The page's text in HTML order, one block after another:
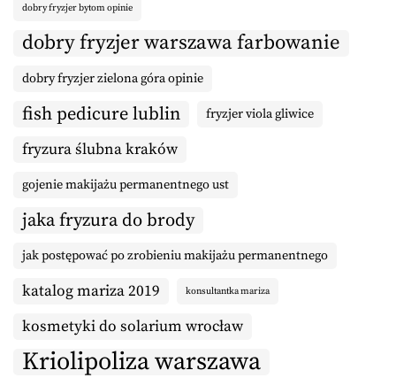
dobry fryzjer bytom opinie
dobry fryzjer warszawa farbowanie
dobry fryzjer zielona góra opinie
fish pedicure lublin fryzjer viola gliwice
fryzura ślubna kraków
gojenie makijażu permanentnego ust
jaka fryzura do brody
jak postępować po zrobieniu makijażu permanentnego
katalog mariza 2019 konsultantka mariza
kosmetyki do solarium wrocław
Kriolipoliza warszawa